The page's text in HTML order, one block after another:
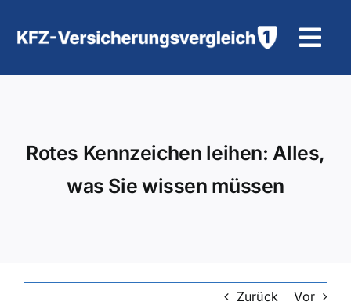
Inhalt
Hilfe und Kontakt
Rotes Kennzeichen leihen: Alles,
was Sie wissen müssen
Zurück Vor